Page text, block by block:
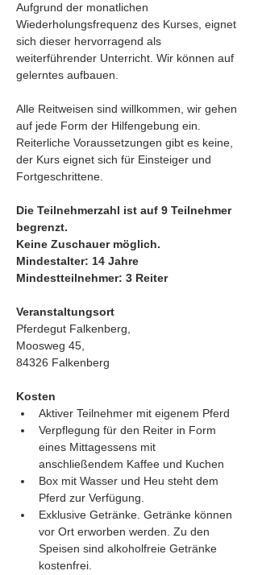
Aufgrund der monatlichen
Wiederholungsfrequenz des Kurses, eignet
sich dieser hervorragend als
weiterführender Unterricht. Wir können auf
gelerntes aufbauen.
Alle Reitweisen sind willkommen, wir gehen
auf jede Form der Hilfengebung ein.
Reiterliche Voraussetzungen gibt es keine,
der Kurs eignet sich für Einsteiger und
Fortgeschrittene.
Die Teilnehmerzahl ist auf 9 Teilnehmer
begrenzt.
Keine Zuschauer möglich.
Mindestalter: 14 Jahre
Mindestteilnehmer: 3 Reiter
Veranstaltungsort
Pferdegut Falkenberg,
Moosweg 45,
84326 Falkenberg
Kosten
Aktiver Teilnehmer mit eigenem Pferd
Verpflegung für den Reiter in Form
eines Mittagessens mit
anschließendem Kaffee und Kuchen
Box mit Wasser und Heu steht dem
Pferd zur Verfügung.
Exklusive Getränke. Getränke können
vor Ort erworben werden. Zu den
Speisen sind alkoholfreie Getränke
kostenfrei.